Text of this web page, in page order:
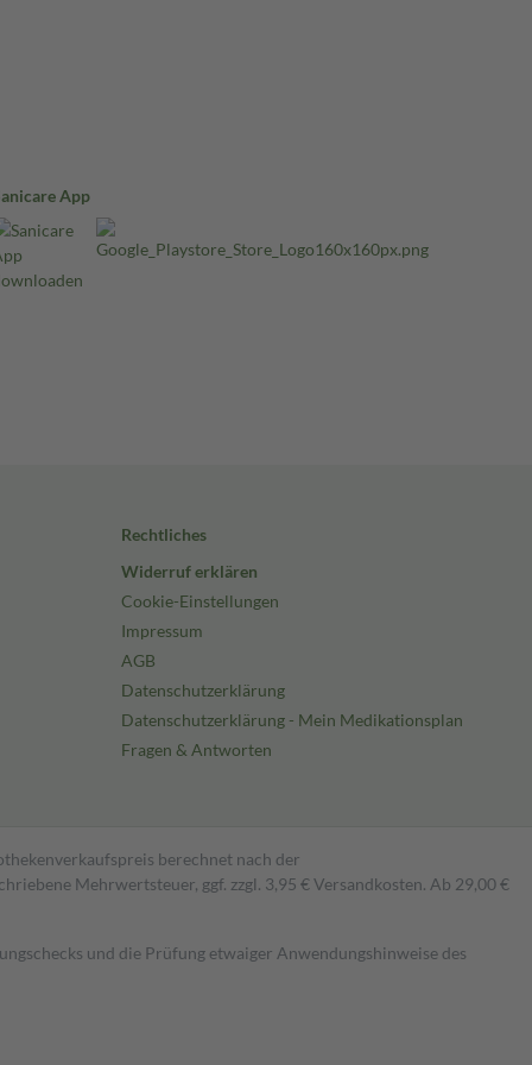
App
Rechtliches
Widerruf erklären
Cookie-Einstellungen
Impressum
AGB
Datenschutzerklärung
Datenschutzerklärung - Mein Medikationsplan
Fragen & Antworten
berechnet nach der
Mehrwertsteuer, ggf. zzgl. 3,95 € Versandkosten. Ab 29,00 €
und die Prüfung etwaiger Anwendungshinweise des